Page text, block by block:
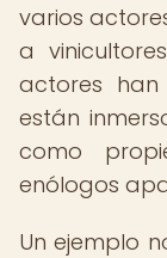
varios
a
actores
están
como
enólogos
Un ejemplo